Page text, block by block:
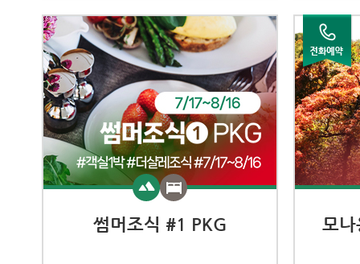
썸머조식 #1 PKG 모